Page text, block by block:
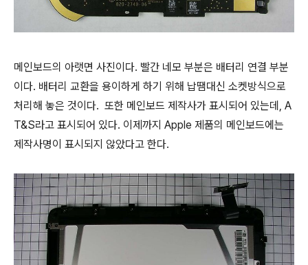
메인보드의 아랫면 사진이다. 빨간 네모 부분은 배터리 연결 부분
이다. 배터리 교환을 용이하게 하기 위해 납땜대신 소켓방식으로
처리해 놓은 것이다. 또한 메인보드 제작사가 표시되어 있는데, A
T&S라고 표시되어 있다. 이제까지 Apple 제품의 메인보드에는
제작사명이 표시되지 않았다고 한다.